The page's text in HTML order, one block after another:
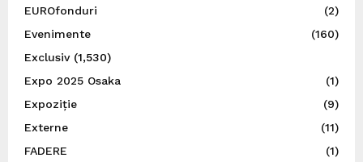
EUROfonduri
(2)
Evenimente
(160)
Exclusiv(1,530)
Expo 2025 Osaka
(1)
Expoziție
(9)
Externe
(11)
FADERE
(1)